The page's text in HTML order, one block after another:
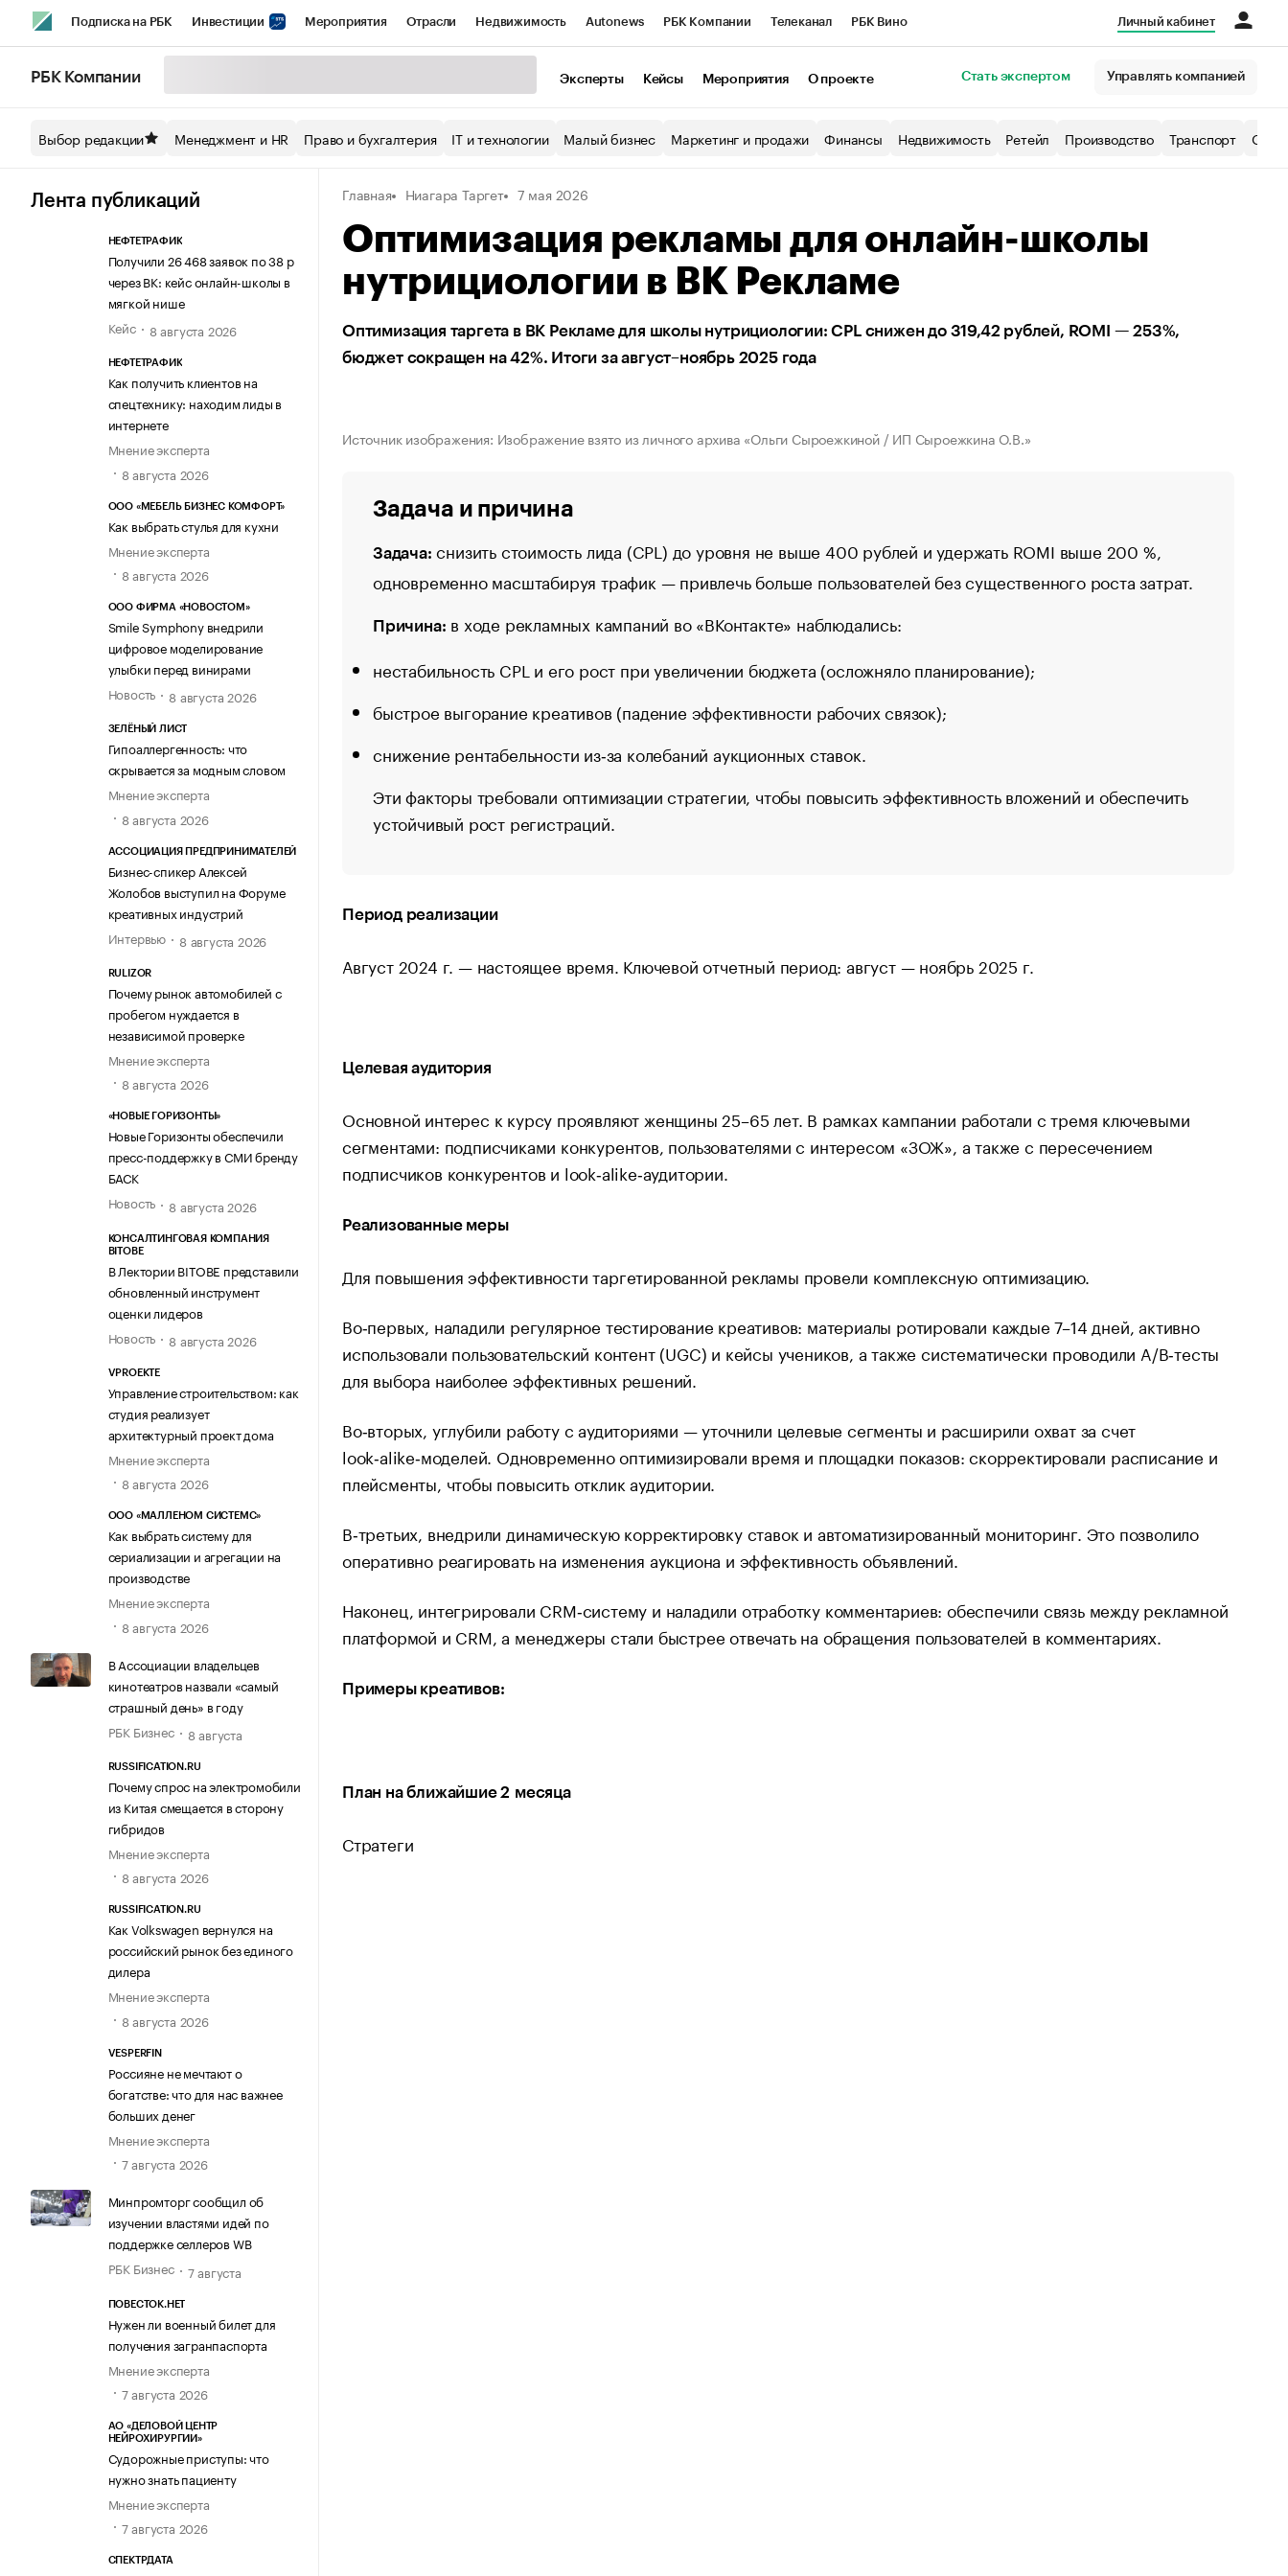
Подписка на РБК Инвестиции Мероприятия Отрасли Недвижимость Autonews РБК Компании Телеканал РБК Вино
Спецпроекты СПб Конференции СПб Спецпроекты Экономика Бизнес
Технологии и медиа Рынок наличной валюты
Личный кабинет
РБК Компании Эксперты Кейсы Мероприятия О проекте Стать экспертом Управлять компанией
Выбор редакции Менеджмент и HR Право и бухгалтерия IT и технологии Малый бизнес Маркетинг и продажи Финансы Недвижимость Ретейл Производство Транспорт
Лента публикаций
НЕФТЕТРАФИК
Получили 26 468 заявок по 38 р
через ВК: кейс онлайн-школы в
мягкой нише
Кейс
8 августа 2026
НЕФТЕТРАФИК
Как получить клиентов на
спецтехнику: находим лиды в
интернете
Мнение эксперта
8 августа 2026
ООО «МЕБЕЛЬ БИЗНЕС КОМФОРТ»
Как выбрать стулья для кухни
Мнение эксперта
8 августа 2026
ООО ФИРМА «НОВОСТОМ»
Smile Symphony внедрили
цифровое моделирование
улыбки перед винирами
Новость
8 августа 2026
ЗЕЛЁНЫЙ ЛИСТ
Гипоаллергенность: что
скрывается за модным словом
Мнение эксперта
8 августа 2026
АССОЦИАЦИЯ ПРЕДПРИНИМАТЕЛЕЙ
Бизнес-спикер Алексей
Жолобов выступил на Форуме
креативных индустрий
Интервью
8 августа 2026
RULIZOR
Почему рынок автомобилей с
пробегом нуждается в
независимой проверке
Мнение эксперта
8 августа 2026
«НОВЫЕ ГОРИЗОНТЫ»
Новые Горизонты обеспечили
пресс-поддержку в СМИ бренду
БАСК
Новость
8 августа 2026
КОНСАЛТИНГОВАЯ КОМПАНИЯ
BITOBE
В Лектории BITOBE представили
обновленный инструмент
оценки лидеров
Новость
8 августа 2026
VPROEKTE
Управление строительством: как
студия реализует
архитектурный проект дома
Мнение эксперта
8 августа 2026
ООО «МАЛЛЕНОМ СИСТЕМС»
Как выбрать систему для
сериализации и агрегации на
производстве
Мнение эксперта
8 августа 2026
В Ассоциации владельцев
кинотеатров назвали «самый
страшный день» в году
РБК Бизнес
8 августа
RUSSIFICATION.RU
Почему спрос на электромобили
из Китая смещается в сторону
гибридов
Мнение эксперта
8 августа 2026
RUSSIFICATION.RU
Как Volkswagen вернулся на
российский рынок без единого
дилера
Мнение эксперта
8 августа 2026
VESPERFIN
Россияне не мечтают о
богатстве: что для нас важнее
больших денег
Мнение эксперта
7 августа 2026
Минпромторг сообщил об
изучении властями идей по
поддержке селлеров WB
РБК Бизнес
7 августа
ПОВЕСТОК.НЕТ
Нужен ли военный билет для
получения загранпаспорта
Мнение эксперта
7 августа 2026
АО «ДЕЛОВОЙ ЦЕНТР
НЕЙРОХИРУРГИИ»
Судорожные приступы: что
нужно знать пациенту
Мнение эксперта
7 августа 2026
СПЕКТРДАТА
Главная Ниагара Таргет 7 мая 2026
Оптимизация рекламы для онлайн-школы
нутрициологии в ВК Рекламе
Оптимизация таргета в ВК Рекламе для школы нутрициологии: CPL снижен до 319,42 рублей, ROMI — 253%,
бюджет сокращен на 42%. Итоги за август–ноябрь 2025 года
Источник изображения: Изображение взято из личного архива «Ольги Сыроежкиной / ИП Сыроежкина О.В.»
Задача и причина
Задача: снизить стоимость лида (CPL) до уровня не выше 400 рублей и удержать ROMI выше 200 %,
одновременно масштабируя трафик — привлечь больше пользователей без существенного роста затрат.
Причина: в ходе рекламных кампаний во «ВКонтакте» наблюдались:
нестабильность CPL и его рост при увеличении бюджета (осложняло планирование);
быстрое выгорание креативов (падение эффективности рабочих связок);
снижение рентабельности из‑за колебаний аукционных ставок.
Эти факторы требовали оптимизации стратегии, чтобы повысить эффективность вложений и обеспечить
устойчивый рост регистраций.
Период реализации
Август 2024 г. — настоящее время. Ключевой отчетный период: август — ноябрь 2025 г.
Целевая аудитория
Основной интерес к курсу проявляют женщины 25–65 лет. В рамках кампании работали с тремя ключевыми
сегментами: подписчиками конкурентов, пользователями с интересом «ЗОЖ», а также с пересечением
подписчиков конкурентов и look‑alike‑аудитории.
Реализованные меры
Для повышения эффективности таргетированной рекламы провели комплексную оптимизацию.
Во‑первых, наладили регулярное тестирование креативов: материалы ротировали каждые 7–14 дней, активно
использовали пользовательский контент (UGC) и кейсы учеников, а также систематически проводили A/B‑тесты
для выбора наиболее эффективных решений.
Во‑вторых, углубили работу с аудиториями — уточнили целевые сегменты и расширили охват за счет
look‑alike‑моделей. Одновременно оптимизировали время и площадки показов: скорректировали расписание и
плейсменты, чтобы повысить отклик аудитории.
В‑третьих, внедрили динамическую корректировку ставок и автоматизированный мониторинг. Это позволило
оперативно реагировать на изменения аукциона и эффективность объявлений.
Наконец, интегрировали CRM‑систему и наладили отработку комментариев: обеспечили связь между рекламной
платформой и CRM, а менеджеры стали быстрее отвечать на обращения пользователей в комментариях.
Примеры креативов:
План на ближайшие 2 месяца
Стратеги